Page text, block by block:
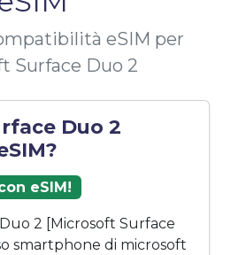
eSIM per
Surface Duo 2
Duo 2
eSIM!
2 [Microsoft Surface
smartphone di microsoft